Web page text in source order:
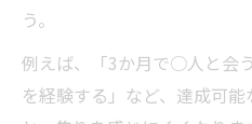
う。
例えば、「3か月で○人と会
を経験する」など、達成可